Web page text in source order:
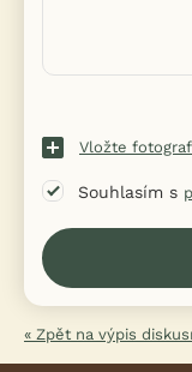
Vložte
Souhlasím s
« Zpět na výpis